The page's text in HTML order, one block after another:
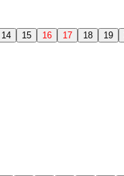
14 15 16 17 18 19